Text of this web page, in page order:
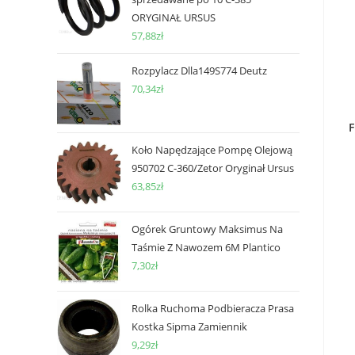
ORYGINAŁ URSUS
57,88zł
Rozpylacz Dlla149S774 Deutz
70,34zł
Koło Napędzające Pompę Olejową
950702 C-360/Zetor Oryginał Ursus
63,85zł
Ogórek Gruntowy Maksimus Na
Taśmie Z Nawozem 6M Plantico
7,30zł
Rolka Ruchoma Podbieracza Prasa
Kostka Sipma Zamiennik
9,29zł